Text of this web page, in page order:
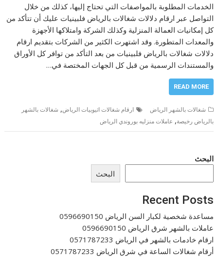
الخدمات المطلوبة بالمواصفات التي تحتاج إليها، كذلك من خلال
التواصل عبر ارقام دلالات شغالات بالرياض فلبينيات عليك أن تتأكد من
كل إمكانيات العمالة المنزلية وكذلك الشركة وامتلاكها الأجهزة
والمعدات المتطورة. وقد اشتهرت الكثير من الشركات بتقديم ارقام
دلالات شغالات بالرياض فلبينيات من بعد التأكد من توافر كل الأوراق
والمستندات الرسمية من قبل كل الجهات المختصة في…
READ MORE
شغالات بالشهر الرياض ارقام شغالات اثيوبيات الرياض, شغالات بالشهر
بالرياض رخيصة, عاملات منزليه بوروندي الرياض
البحث
البحث
Recent Posts
مساعدة شخصية لكبار السن الرياض 0596690150
عاملات بالشهر شرق الرياض 0596690150
ارقام خادمات بالشهر في الرياض 0571787233
أرقام شغالات الساعة في شرق الرياض 0571787233